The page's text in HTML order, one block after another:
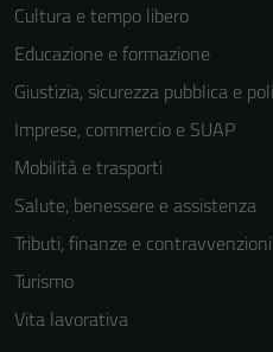
Cultura e tempo libero
Educazione e formazione
Giustizia, sicurezza pubblica e
Imprese, commercio e SUAP
Mobilità e trasporti
Salute, benessere e assistenza
Tributi, finanze e contravvenzioni
Turismo
Vita lavorativa